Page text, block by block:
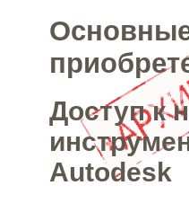
Доступ к
Autodesk